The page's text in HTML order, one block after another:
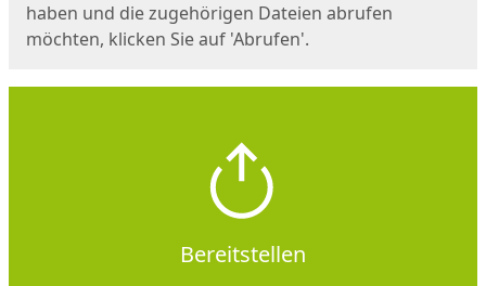
haben und die zugehörigen Dateien abrufen
möchten, klicken Sie auf 'Abrufen'.
Bereitstellen